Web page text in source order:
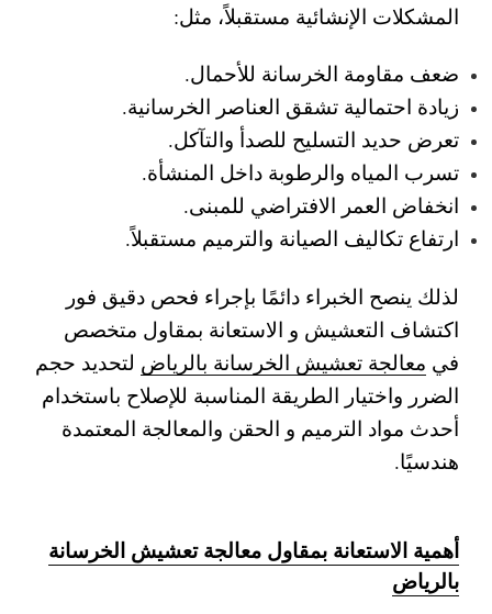
المشكلات الإنشائية مستقبلاً، مثل:
ضعف مقاومة الخرسانة للأحمال.
زيادة احتمالية تشقق العناصر الخرسانية.
تعرض حديد التسليح للصدأ والتآكل.
تسرب المياه والرطوبة داخل المنشأة.
انخفاض العمر الافتراضي للمبنى.
ارتفاع تكاليف الصيانة والترميم مستقبلاً.
لذلك ينصح الخبراء دائمًا بإجراء فحص دقيق فور
اكتشاف التعشيش و الاستعانة بمقاول متخصص
في معالجة تعشيش الخرسانة بالرياض لتحديد حجم
الضرر واختيار الطريقة المناسبة للإصلاح باستخدام
أحدث مواد الترميم و الحقن والمعالجة المعتمدة
هندسيًا.
أهمية الاستعانة بمقاول معالجة تعشيش الخرسانة
بالرياض